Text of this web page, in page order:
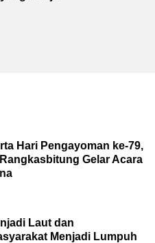
Hari Pengayoman ke-79,
Gelar Acara
Laut dan
Menjadi Lumpuh